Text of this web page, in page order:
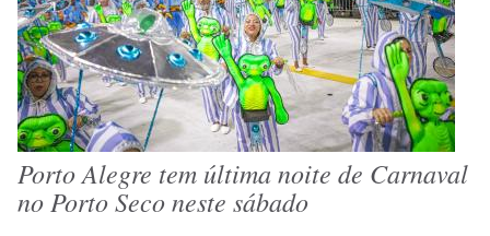
Porto Alegre tem última noite de Carnaval
no Porto Seco neste sábado